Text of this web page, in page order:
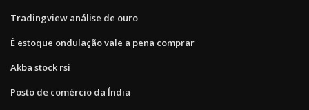
Tradingview análise de ouro
É estoque ondulação vale a pena comprar
Akba stock rsi
Posto de comércio da Índia